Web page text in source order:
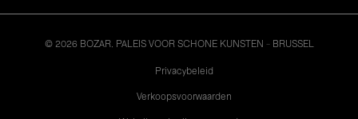
© 2026 BOZAR. PALEIS VOOR SCHONE KUNSTEN - BRUSSEL
Privacybeleid
Verkoopsvoorwaarden